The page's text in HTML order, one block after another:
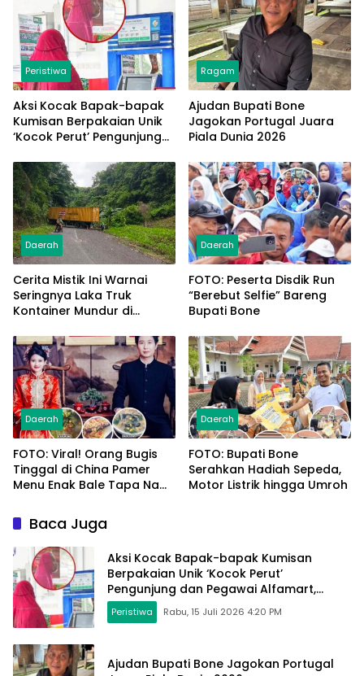
Peristiwa
Aksi Kocak Bapak-bapak
Kumisan Berpakaian Unik
‘Kocok Perut’ Pengunjung
Ngaku Aktifkan Layar
Sentuh Atm
Ragam
Ajudan Bupati Bone
Jagokan Portugal Juara
Piala Dunia 2026
Daerah
Cerita Mistik Ini Warnai
Seringnya Laka Truk
Kontainer Mundur di
Daerah
FOTO: Peserta Disdik Run
“Berebut Selfie” Bareng
Bupati Bone
Daerah
FOTO: Viral! Orang Bugis
Tinggal di China Pamer
Menu Enak Bale Tapa Na
hingga Kapurung
Daerah
FOTO: Bupati Bone
Serahkan Hadiah Sepeda,
Motor Listrik hingga Umroh
Baca Juga
Aksi Kocak Bapak-bapak Kumisan
Berpakaian Unik ‘Kocok Perut’
Pengunjung dan Pegawai Alfamart,
Ngaku Aktifkan Layar Sentuh Atm
Peristiwa Rabu, 15 Juli 2026 4:20 PM
Ajudan Bupati Bone Jagokan Portugal